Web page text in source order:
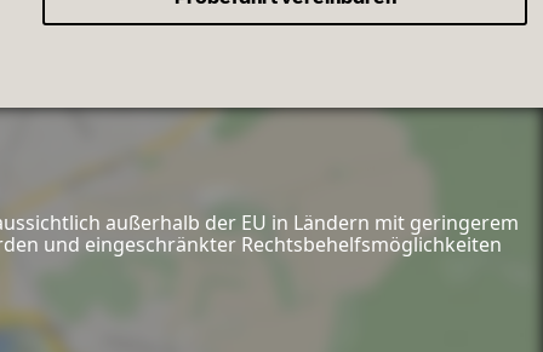
außerhalb der EU in Ländern mit geringerem
und eingeschränkter Rechtsbehelfsmöglichkeiten